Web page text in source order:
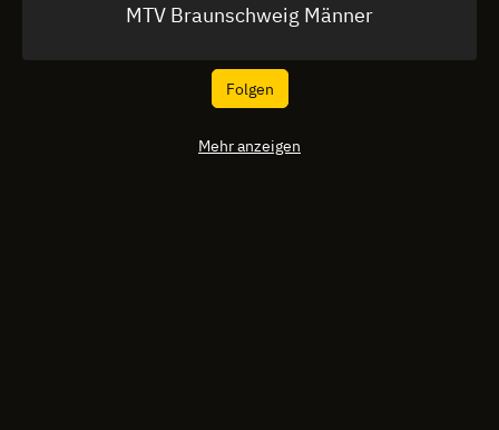
MTV Braunschweig Männer
Folgen
Mehr anzeigen